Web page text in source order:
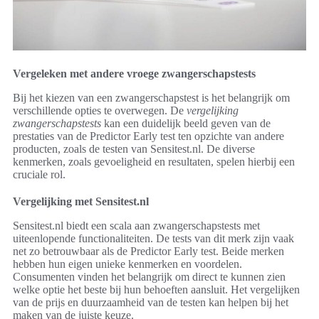
Vergeleken met andere vroege zwangerschapstests
Bij het kiezen van een zwangerschapstest is het belangrijk om
verschillende opties te overwegen. De vergelijking
zwangerschapstests kan een duidelijk beeld geven van de
prestaties van de Predictor Early test ten opzichte van andere
producten, zoals de testen van Sensitest.nl. De diverse
kenmerken, zoals gevoeligheid en resultaten, spelen hierbij een
cruciale rol.
Vergelijking met Sensitest.nl
Sensitest.nl biedt een scala aan zwangerschapstests met
uiteenlopende functionaliteiten. De tests van dit merk zijn vaak
net zo betrouwbaar als de Predictor Early test. Beide merken
hebben hun eigen unieke kenmerken en voordelen.
Consumenten vinden het belangrijk om direct te kunnen zien
welke optie het beste bij hun behoeften aansluit. Het vergelijken
van de prijs en duurzaamheid van de testen kan helpen bij het
maken van de juiste keuze.